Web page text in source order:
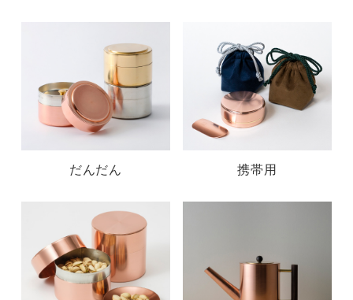
だんだん 携帯用